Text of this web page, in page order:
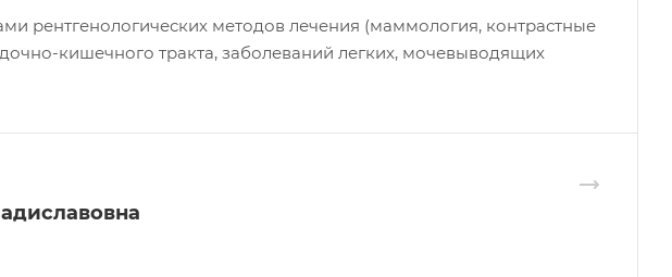
рентгенологических методов лечения (маммология, контрастные
кишечного тракта, заболеваний легких, мочевыводящих